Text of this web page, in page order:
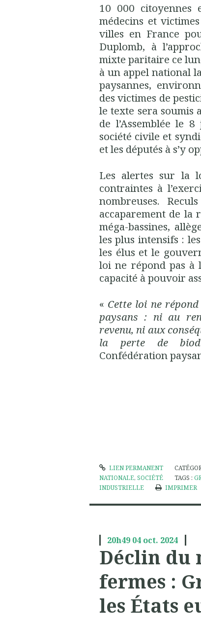
10 000 citoyennes
médecins et
villes en France
Duplomb, à
mixte paritaire ce
à un appel national
paysannes,
des victimes de
le texte sera soumis
de l’Assemblée le
société civile et
et les députés à s’y
Les alertes sur la
contraintes à
nombreuses.
accaparement de la
méga-bassines,
les plus intensifs :
les élus et le
loi ne répond pas à
capacité à pouvoir
« Cette loi ne
paysans : ni au
revenu, ni aux
la perte de
Confédération
LIEN PERMANENT
NATIONALE, SOCIÉTÉ TAGS :
INDUSTRIELLE
IMPRIMER
20h49 04 oct. 2024
Déclin du
fermes :
les États